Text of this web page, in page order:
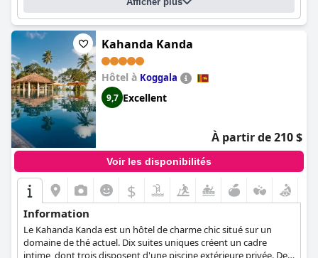
Kahanda Kanda
Hôtel à Koggala
9,7 Excellent
À partir de 210 $
Voir les disponibilités
$
Information
Le Kahanda Kanda est un hôtel de charme chic situé sur un
domaine de thé actuel. Dix suites uniques créent un cadre
intime, dont trois disposent d'une piscine extérieure privée. Des